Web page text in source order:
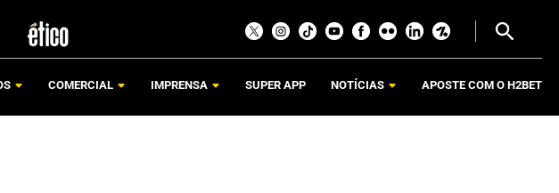
COMERCIAL IMPRENSA SUPER APP NOTÍCIAS APOSTE COM O H2BET